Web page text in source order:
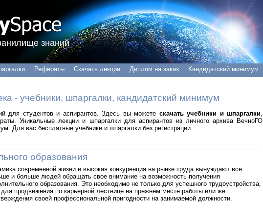
знаний
Рефераты Скачать лекции Диплом на заказ Кандидатский минимум
- учебники, шпаргалки, кандидатский минимум
для студентов и аспирантов. Здесь вы можете скачать учебники и шпаргалки
Уникальные лекции и шпаргалки для аспирантов из личного архива ВечноГО
Для вас бесплатные учебники и шпаргалки без регистрации.
образования
современной жизни и высокая конкуренция на рынке труда вынуждают все
и больше людей обращать свое внимание на возможность получения
образования. Это необходимо не только для успешного трудоустройства,
продвижения по карьерной лестнице на прежнем месте работы или же
своей профессиональной пригодности на занимаемой должности.